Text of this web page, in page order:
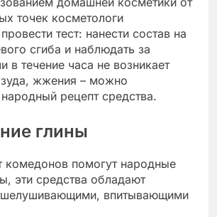
точек косметологи
тест: нанести состав на
сгиба и наблюдать за
в течение часа не возникает
зуда, жжения – можно
рецепт средства.
глины
комедонов помогут народные
эти средства обладают
впитывающими